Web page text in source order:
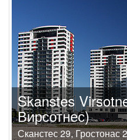
Skanstes
Вирсотнес)
Сканстес 29, Гростонас